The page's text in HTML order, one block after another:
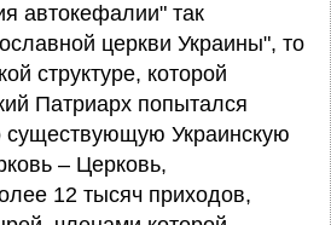
автокефалии" так
церкви Украины", то
структуре, которой
Патриарх попытался
существующую Украинскую
– Церковь,
12 тысяч приходов,